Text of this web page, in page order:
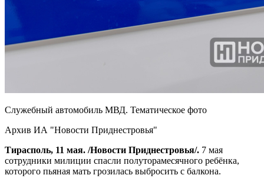
Служебный автомобиль МВД. Тематическое фото
Архив ИА "Новости Приднестровья"
Тирасполь, 11 мая. /Новости Приднестровья/. 7 мая
сотрудники милиции спасли полуторамесячного ребёнка,
которого пьяная мать грозилась выбросить с балкона.